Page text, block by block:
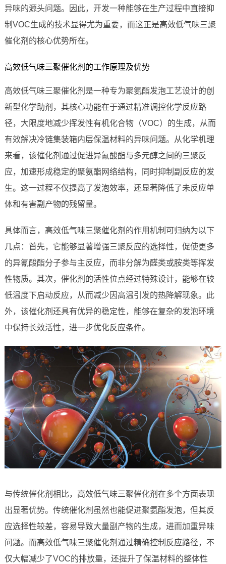
异味的源头问题。因此，开发一种能够在生产过程中直接抑
制VOC生成的技术显得尤为重要，而这正是高效低气味三聚
催化剂的核心优势所在。
高效低气味三聚催化剂的工作原理及优势
高效低气味三聚催化剂是一种专为聚氨酯发泡工艺设计的创
新型化学助剂，其核心功能在于通过精准调控化学反应路
径，大限度地减少挥发性有机化合物（VOC）的生成，从而
有效解决冷链集装箱内层保温材料的异味问题。从化学机理
来看，该催化剂通过促进异氰酸酯与多元醇之间的三聚反
应，加速形成稳定的聚氨酯网络结构，同时抑制副反应的发
生。这一过程不仅提高了发泡效率，还显著降低了未反应单
体和有害副产物的残留量。
具体而言，高效低气味三聚催化剂的作用机制可归纳为以下
几点：首先，它能够显著增强三聚反应的选择性，促使更多
的异氰酸酯分子参与主反应，而非分解为醛类或胺类等挥发
性物质。其次，催化剂的活性位点经过特殊设计，能够在较
低温度下启动反应，从而减少因高温引发的热降解现象。此
外，该催化剂还具有优异的稳定性，能够在复杂的发泡环境
中保持长效活性，进一步优化反应条件。
与传统催化剂相比，高效低气味三聚催化剂在多个方面表现
出显著优势。传统催化剂虽然也能促进聚氨酯发泡，但其反
应选择性较差，容易导致大量副产物的生成，进而加重异味
问题。而高效低气味三聚催化剂通过精确控制反应路径，不
仅大幅减少了VOC的排放量，还提升了保温材料的整体性